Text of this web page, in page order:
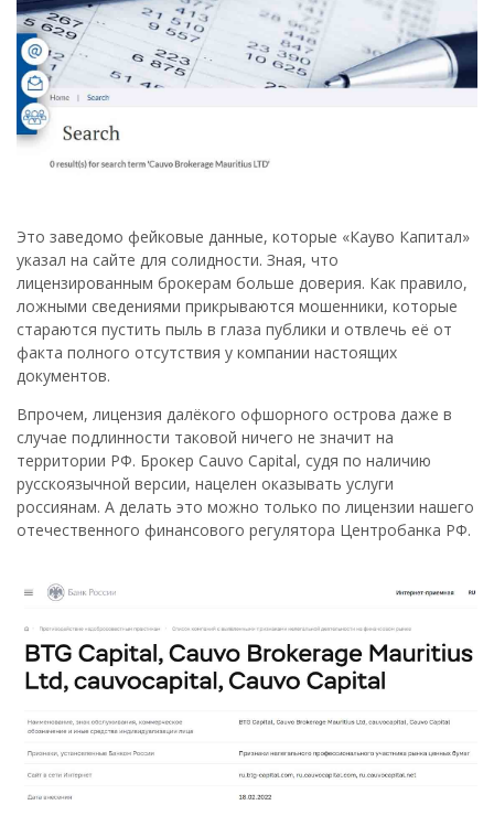
Это заведомо фейковые данные, которые «Кауво Капитал»
указал на сайте для солидности. Зная, что
лицензированным брокерам больше доверия. Как правило,
ложными сведениями прикрываются мошенники, которые
стараются пустить пыль в глаза публики и отвлечь её от
факта полного отсутствия у компании настоящих
документов.
Впрочем, лицензия далёкого офшорного острова даже в
случае подлинности таковой ничего не значит на
территории РФ. Брокер Cauvo Capital, судя по наличию
русскоязычной версии, нацелен оказывать услуги
россиянам. А делать это можно только по лицензии нашего
отечественного финансового регулятора Центробанка РФ.